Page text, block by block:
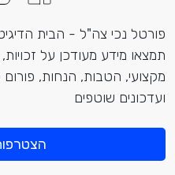
פורטל נכי צה"ל - הבית
תמצאו מידע מעודכן על
מקצועי, הטבות, הנחות,
ועדכונים שוטפים